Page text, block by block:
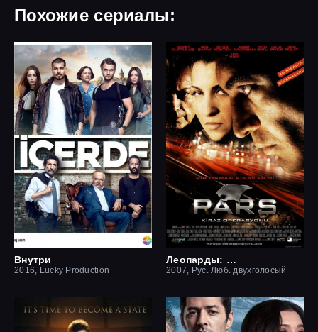
Похожие сериалы:
Внутри
2016, Lucky Production
Леопарды: Операция вишня
2007, Рус. Люб. двухголосый